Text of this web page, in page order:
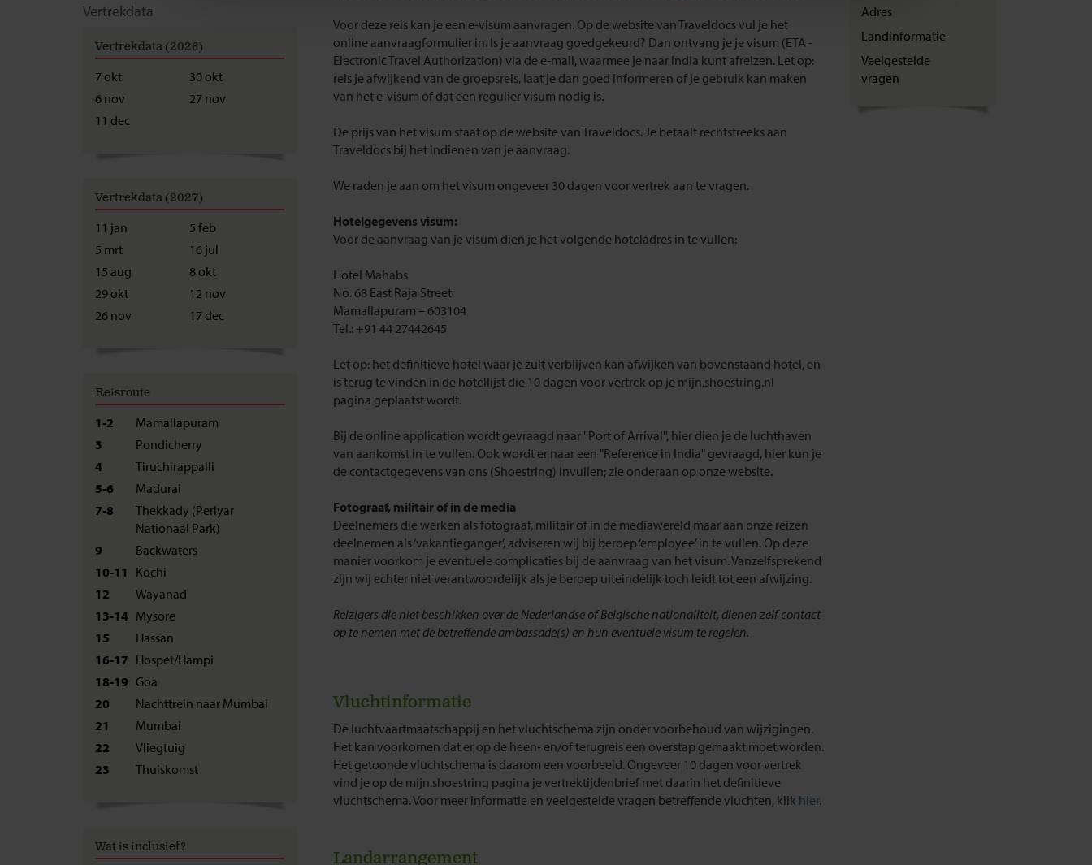
Vertrekdata
Vertrekdata (2026)
7 okt
30 okt
6 nov
27 nov
11 dec
Vertrekdata (2027)
11 jan
5 feb
5 mrt
16 jul
15 aug
8 okt
29 okt
12 nov
26 nov
17 dec
Reisroute
1-2
Mamallapuram
3
Pondicherry
4
Tiruchirappalli
5-6
Madurai
7-8
Thekkady (Periyar
Nationaal Park)
9
Backwaters
10-11
Kochi
12
Wayanad
13-14 Mysore
15
Hassan
16-17 Hospet/Hampi
18-19 Goa
20
Nachttrein naar Mumbai
21
Mumbai
22
Vliegtuig
23
Thuiskomst
Wat is inclusief?
Voor deze reis kan je een e-visum aanvragen. Op de website van Traveldocs vul je het
online aanvraagformulier in. Is je aanvraag goedgekeurd? Dan ontvang je je visum (ETA -
Electronic Travel Authorization) via de e-mail, waarmee je naar India kunt afreizen. Let op:
reis je afwijkend van de groepsreis, laat je dan goed informeren of je gebruik kan maken
van het e-visum of dat een regulier visum nodig is.
De prijs van het visum staat op de website van Traveldocs. Je betaalt rechtstreeks aan
Traveldocs bij het indienen van je aanvraag.
We raden je aan om het visum ongeveer 30 dagen voor vertrek aan te vragen.
Hotelgegevens visum:
Voor de aanvraag van je visum dien je het volgende hoteladres in te vullen:
Hotel Mahabs
No. 68 East Raja Street
Mamallapuram – 603104
Tel.: +91 44 27442645
Let op: het definitieve hotel waar je zult verblijven kan afwijken van bovenstaand hotel, en
is terug te vinden in de hotellijst die 10 dagen voor vertrek op je mijn.shoestring.nl
pagina geplaatst wordt.
Bij de online application wordt gevraagd naar ''Port of Arrival'', hier dien je de luchthaven
van aankomst in te vullen. Ook wordt er naar een "Reference in India" gevraagd, hier kun je
de contactgegevens van ons (Shoestring) invullen; zie onderaan op onze website.
Fotograaf, militair of in de media
Deelnemers die werken als fotograaf, militair of in de mediawereld maar aan onze reizen
deelnemen als ‘vakantieganger’, adviseren wij bij beroep ‘employee’ in te vullen. Op deze
manier voorkom je eventuele complicaties bij de aanvraag van het visum. Vanzelfsprekend
zijn wij echter niet verantwoordelijk als je beroep uiteindelijk toch leidt tot een afwijzing.
Reizigers die niet beschikken over de Nederlandse of Belgische nationaliteit, dienen zelf contact
op te nemen met de betreffende ambassade(s) en hun eventuele visum te regelen.
Vluchtinformatie
De luchtvaartmaatschappij en het vluchtschema zijn onder voorbehoud van wijzigingen.
Het kan voorkomen dat er op de heen- en/of terugreis een overstap gemaakt moet worden.
Het getoonde vluchtschema is daarom een voorbeeld. Ongeveer 10 dagen voor vertrek
vind je op de mijn.shoestring pagina je vertrektijdenbrief met daarin het definitieve
vluchtschema. Voor meer informatie en veelgestelde vragen betreffende vluchten, klik hier.
Landarrangement
Adres
Landinformatie
Veelgestelde
vragen